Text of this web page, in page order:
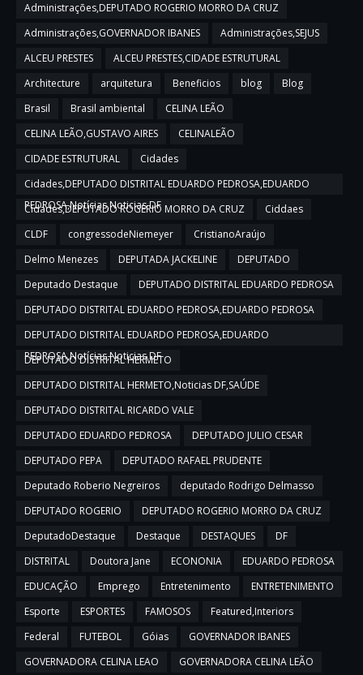
Administrações,DEPUTADO ROGERIO MORRO DA CRUZ
Administrações,GOVERNADOR IBANES
Administrações,SEJUS
ALCEU PRESTES
ALCEU PRESTES,CIDADE ESTRUTURAL
Architecture
arquitetura Beneficios blog
Blog
Brasil
Brasil ambiental
CELINA LEÃO
CELINA LEÃO,GUSTAVO AIRES
CELINALEÃO
CIDADE ESTRUTURAL
Cidades
Cidades,DEPUTADO DISTRITAL EDUARDO PEDROSA,EDUARDO
PEDROSA,Notícias,Noticias DF
Cidades,DEPUTADO ROGERIO MORRO DA CRUZ
Ciddaes
CLDF
congressodeNiemeyer
CristianoAraújo
Delmo Menezes
DEPUTADA JACKELINE
DEPUTADO
Deputado Destaque
DEPUTADO DISTRITAL EDUARDO PEDROSA
DEPUTADO DISTRITAL EDUARDO PEDROSA,EDUARDO PEDROSA
DEPUTADO DISTRITAL EDUARDO PEDROSA,EDUARDO
PEDROSA,Notícias,Noticias DF
DEPUTADO DISTRITAL HERMETO
DEPUTADO DISTRITAL HERMETO,Noticias DF,SAÚDE
DEPUTADO DISTRITAL RICARDO VALE
DEPUTADO EDUARDO PEDROSA
DEPUTADO JULIO CESAR
DEPUTADO PEPA
DEPUTADO RAFAEL PRUDENTE
Deputado Roberio Negreiros
deputado Rodrigo Delmasso
DEPUTADO ROGERIO
DEPUTADO ROGERIO MORRO DA CRUZ
DeputadoDestaque
Destaque DESTAQUES
DF
DISTRITAL
Doutora Jane ECONONIA
EDUARDO PEDROSA
EDUCAÇÃO
Emprego Entretenimento
ENTRETENIMENTO
Esporte
ESPORTES FAMOSOS
Featured,Interiors
Federal
FUTEBOL Góias
GOVERNADOR IBANES
GOVERNADORA CELINA LEAO
GOVERNADORA CELINA LEÃO